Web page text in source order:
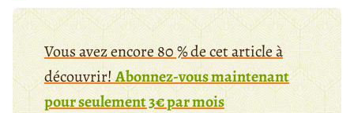
Vous avez encore 80 % de cet article à
découvrir!Abonnez-vous maintenant
pour seulement 3€ par mois